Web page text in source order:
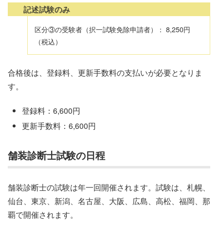
記述試験のみ
区分③の受験者（択一試験免除申請者）： 8,250円
（税込）
合格後は、登録料、更新手数料の支払いが必要となりま
す。
登録料：6,600円
更新手数料：6,600円
舗装診断士試験の日程
舗装診断士の試験は年一回開催されます。試験は、札幌、
仙台、東京、新潟、名古屋、大阪、広島、高松、福岡、那
覇で開催されます。